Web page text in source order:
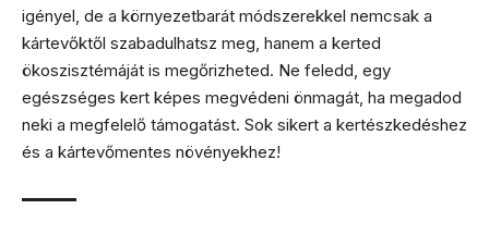
igényel, de a környezetbarát módszerekkel nemcsak a
kártevőktől szabadulhatsz meg, hanem a kerted
ökoszisztémáját is megőrizheted. Ne feledd, egy
egészséges kert képes megvédeni önmagát, ha megadod
neki a megfelelő támogatást. Sok sikert a kertészkedéshez
és a kártevőmentes növényekhez!